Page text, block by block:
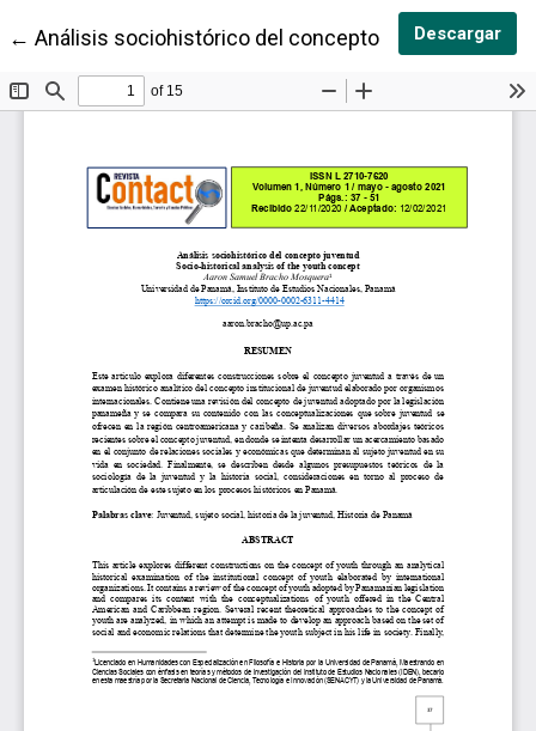
← Volver a los detalles del artículo
Análisis sociohistórico del concepto juventud
Descargar